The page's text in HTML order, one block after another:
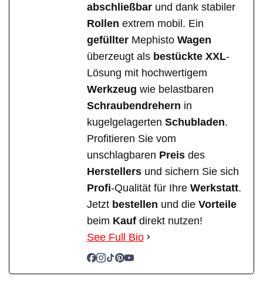
abschließbar und dank stabiler
Rollen extrem mobil. Ein
gefüllter Mephisto Wagen
überzeugt als bestückte XXL-
Lösung mit hochwertigem
Werkzeug wie belastbaren
Schraubendrehern in
kugelgelagerten Schubladen.
Profitieren Sie vom
unschlagbaren Preis des
Herstellers und sichern Sie sich
Profi-Qualität für Ihre Werkstatt.
Jetzt bestellen und die Vorteile
beim Kauf direkt nutzen!
See Full Bio